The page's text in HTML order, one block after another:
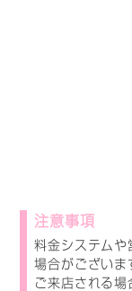
注意事項
料金システムや
場合がございま
ご来店される場